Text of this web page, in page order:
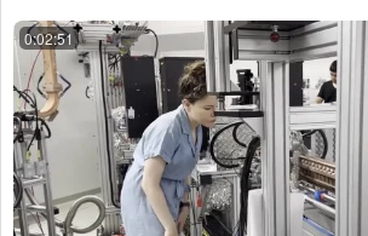
0:02:51